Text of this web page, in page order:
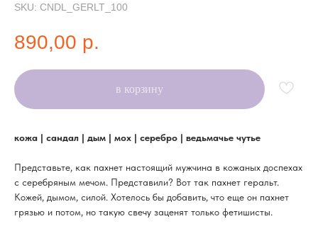
SKU: CNDL_GERLT_100
890,00 р.
в корзину
кожа | сандал | дым | мох | серебро | ведьмачье чутье
Представьте, как пахнет настоящий мужчина в кожаных доспехах
с серебряным мечом. Представили? Вот так пахнет геральт.
Кожей, дымом, силой. Хотелось бы добавить, что еще он пахнет
грязью и потом, но такую свечу заценят только фетишисты.